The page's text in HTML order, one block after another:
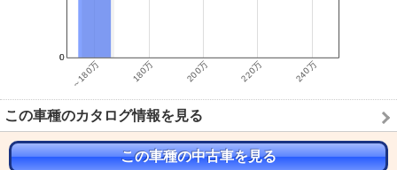
この車種のカタログ情報を見る
この車種の中古車を見る